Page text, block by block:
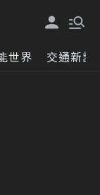
世界 交通新訊